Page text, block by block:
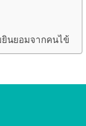
ยินยอมจากคนไข้